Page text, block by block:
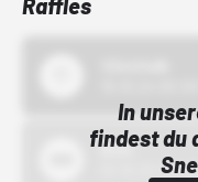
Raffles
In
findest du
Bstn
01.10.22